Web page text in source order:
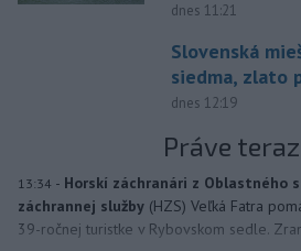
dnes 11:21
Slovenská
siedma, zlato
dnes 12:19
Práve teraz
13:34 - Horskí záchranári z Oblastného
záchrannej služby (HZS) Veľká Fatra
39-ročnej turistke v Rybovskom sedle.